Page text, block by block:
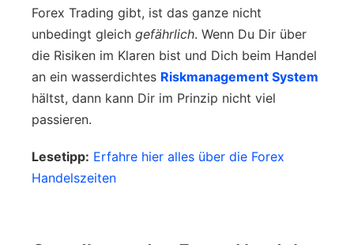
Forex Trading gibt, ist das ganze nicht
unbedingt gleich gefährlich. Wenn Du Dir über
die Risiken im Klaren bist und Dich beim Handel
an ein wasserdichtes Riskmanagement System
hältst, dann kann Dir im Prinzip nicht viel
passieren.
Lesetipp: Erfahre hier alles über die Forex
Handelszeiten